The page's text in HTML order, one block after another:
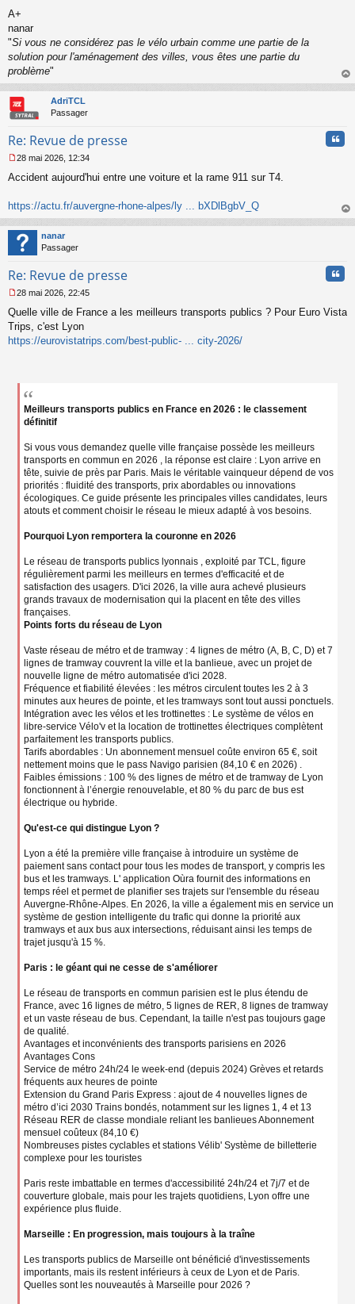
g
e
n
o
n
u
A+
nanar
"Si vous ne considérez pas le vélo urbain comme une partie de la
solution pour l'aménagement des villes, vous êtes une partie du
problème"
au
AdriTCL
Passager
Re: Revue de presse
e
s
a
g
e
n
n
u
28 mai 2026, 12:34
Accident aujourd'hui entre une voiture et la rame 911 sur T4.
https://actu.fr/auvergne-rhone-alpes/ly ... bXDlBgbV_Q
au
nanar
Passager
Re: Revue de presse
e
s
s
a
n
28 mai 2026, 22:45
Quelle ville de France a les meilleurs transports publics ? Pour Euro Vista
Trips, c'est Lyon
https://eurovistatrips.com/best-public- ... city-2026/
Meilleurs transports publics en France en 2026 : le classement
définitif
Si vous vous demandez quelle ville française possède les meilleurs
transports en commun en 2026 , la réponse est claire : Lyon arrive en
tête, suivie de près par Paris. Mais le véritable vainqueur dépend de vos
priorités : fluidité des transports, prix abordables ou innovations
écologiques. Ce guide présente les principales villes candidates, leurs
atouts et comment choisir le réseau le mieux adapté à vos besoins.
Pourquoi Lyon remportera la couronne en 2026
Le réseau de transports publics lyonnais , exploité par TCL, figure
régulièrement parmi les meilleurs en termes d'efficacité et de
satisfaction des usagers. D'ici 2026, la ville aura achevé plusieurs
grands travaux de modernisation qui la placent en tête des villes
françaises.
Points forts du réseau de Lyon
Vaste réseau de métro et de tramway : 4 lignes de métro (A, B, C, D) et 7
lignes de tramway couvrent la ville et la banlieue, avec un projet de
nouvelle ligne de métro automatisée d'ici 2028.
Fréquence et fiabilité élevées : les métros circulent toutes les 2 à 3
minutes aux heures de pointe, et les tramways sont tout aussi ponctuels.
Intégration avec les vélos et les trottinettes : Le système de vélos en
libre-service Vélo'v et la location de trottinettes électriques complètent
parfaitement les transports publics.
Tarifs abordables : Un abonnement mensuel coûte environ 65 €, soit
nettement moins que le pass Navigo parisien (84,10 € en 2026) .
Faibles émissions : 100 % des lignes de métro et de tramway de Lyon
fonctionnent à l’énergie renouvelable, et 80 % du parc de bus est
électrique ou hybride.
Qu'est-ce qui distingue Lyon ?
Lyon a été la première ville française à introduire un système de
paiement sans contact pour tous les modes de transport, y compris les
bus et les tramways. L' application Oùra fournit des informations en
temps réel et permet de planifier ses trajets sur l'ensemble du réseau
Auvergne-Rhône-Alpes. En 2026, la ville a également mis en service un
système de gestion intelligente du trafic qui donne la priorité aux
tramways et aux bus aux intersections, réduisant ainsi les temps de
trajet jusqu'à 15 %.
Paris : le géant qui ne cesse de s'améliorer
Le réseau de transports en commun parisien est le plus étendu de
France, avec 16 lignes de métro, 5 lignes de RER, 8 lignes de tramway
et un vaste réseau de bus. Cependant, la taille n'est pas toujours gage
de qualité.
Avantages et inconvénients des transports parisiens en 2026
Avantages Cons
Service de métro 24h/24 le week-end (depuis 2024) Grèves et retards
fréquents aux heures de pointe
Extension du Grand Paris Express : ajout de 4 nouvelles lignes de
métro d’ici 2030 Trains bondés, notamment sur les lignes 1, 4 et 13
Réseau RER de classe mondiale reliant les banlieues Abonnement
mensuel coûteux (84,10 €)
Nombreuses pistes cyclables et stations Vélib' Système de billetterie
complexe pour les touristes
Paris reste imbattable en termes d'accessibilité 24h/24 et 7j/7 et de
couverture globale, mais pour les trajets quotidiens, Lyon offre une
expérience plus fluide.
Marseille : En progression, mais toujours à la traîne
Les transports publics de Marseille ont bénéficié d'investissements
importants, mais ils restent inférieurs à ceux de Lyon et de Paris.
Quelles sont les nouveautés à Marseille pour 2026 ?